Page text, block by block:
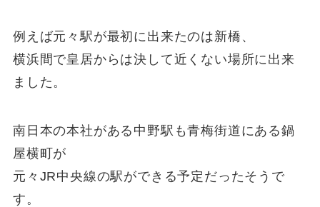
例えば元々駅が最初に出来たのは新橋、
横浜間で皇居からは決して近くない場所に出来
ました。
南日本の本社がある中野駅も青梅街道にある鍋
屋横町が
元々JR中央線の駅ができる予定だったそうで
す。